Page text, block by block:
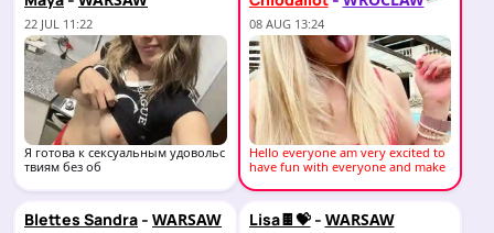
22 JUL 11:22
Я готова к сексуальным удовольс
твиям без об
08 AUG 13:24
Hello everyone am very excited to
have fun with everyone and make
Blettes Sandra - WARSAW Lisa🍫💝- WARSAW